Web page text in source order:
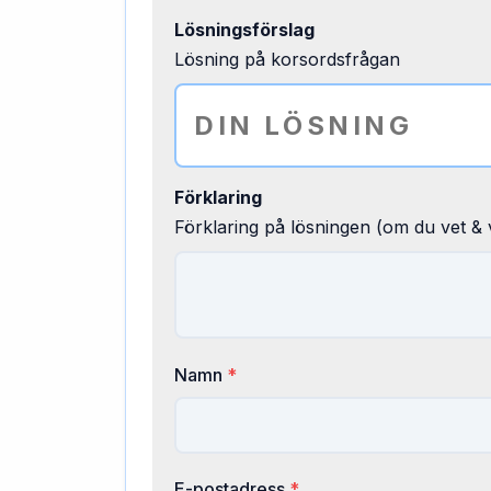
Lösningsförslag
Lösning på korsordsfrågan
Förklaring
Förklaring på lösningen (om du vet &
Namn *